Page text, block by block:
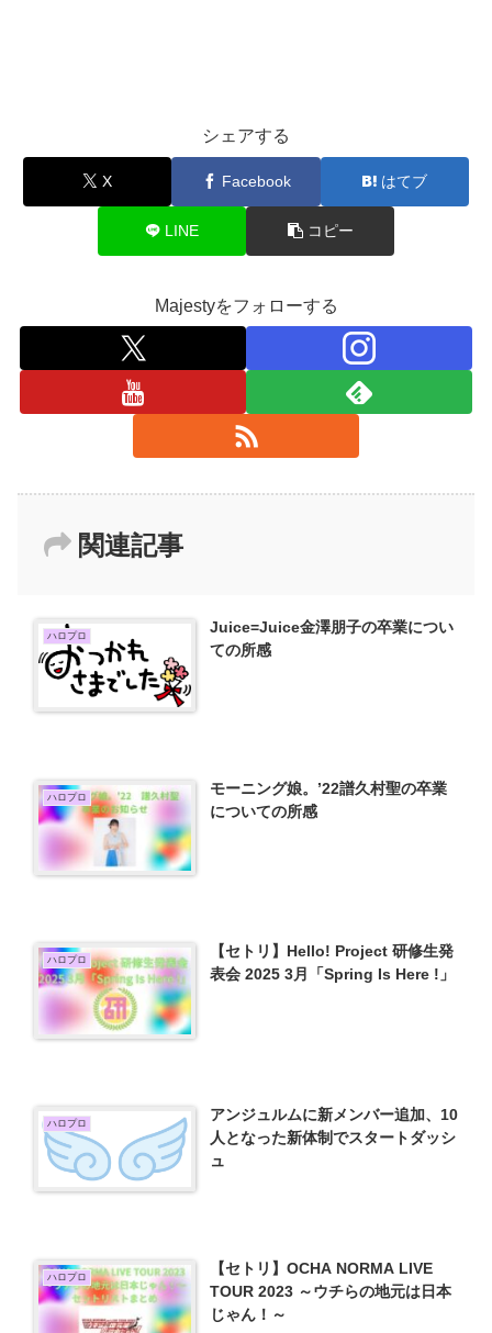
シェアする
X Facebook はてブ
LINE コピー
Majestyをフォローする
関連記事
ハロプロ
Juice=Juice金澤朋子の卒業につい
ての所感
ハロプロ
モーニング娘。’22譜久村聖の卒業
についての所感
ハロプロ
【セトリ】Hello! Project 研修生発
表会 2025 3月「Spring Is Here !」
ハロプロ
アンジュルムに新メンバー追加、10
人となった新体制でスタートダッシ
ュ
ハロプロ
【セトリ】OCHA NORMA LIVE
TOUR 2023 ～ウチらの地元は日本
じゃん！～